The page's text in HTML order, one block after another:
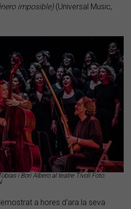
imposible)(Universal Music,
i Bori Albero al teatre Tívoli Foto:
a hores d'ara la seva